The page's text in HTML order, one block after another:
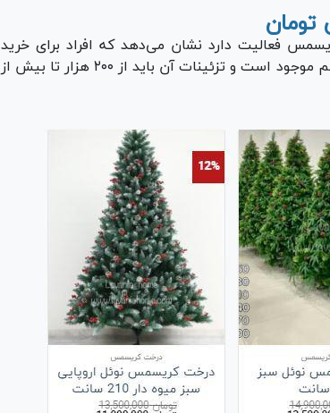
فعالیت دارد نشان می‌دهد که افراد برای خرید
درخت کریسمس باتوجه به جنس، اندازه که تا ۳ متر هم موجود است و تزئینات آن باید از ۲۰۰ هزار تا بیش از